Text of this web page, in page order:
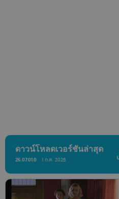
ดาวน์โหลดเวอร์ชันล่าสุด
26.07.01.0 1 ก.ค. 2026